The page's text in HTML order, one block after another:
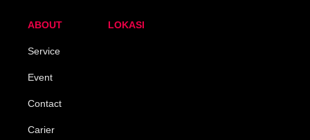
ABOUT
Service
Event
Contact
Carier
LOKASI